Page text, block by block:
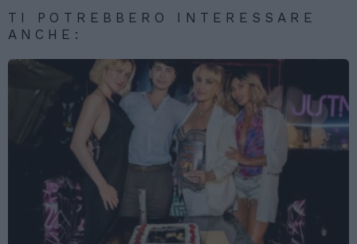
TI POTREBBERO INTERESSARE
ANCHE: